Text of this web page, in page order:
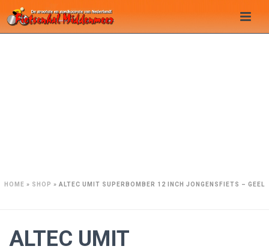
HOME » SHOP » ALTEC UMIT SUPERBOMBER 12 INCH JONGENSFIETS – GEEL
ALTEC UMIT